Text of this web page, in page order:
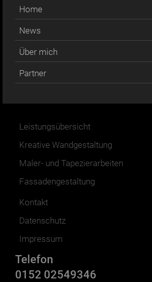
Home
News
Über mich
Partner
Leistungsübersicht
Kreative Wandgestaltung
Maler- und Tapezierarbeiten
Fassadengestaltung
Kontakt
Datenschutz
Impressum
Telefon
0152 02549346